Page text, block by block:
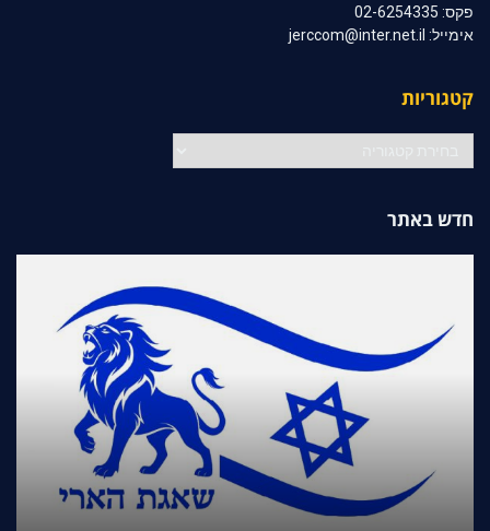
פקס: 02-6254335
אימייל: jerccom@inter.net.il
קטגוריות
חדש באתר